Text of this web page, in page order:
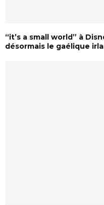
“it’s a small world” à
désormais le gaélique